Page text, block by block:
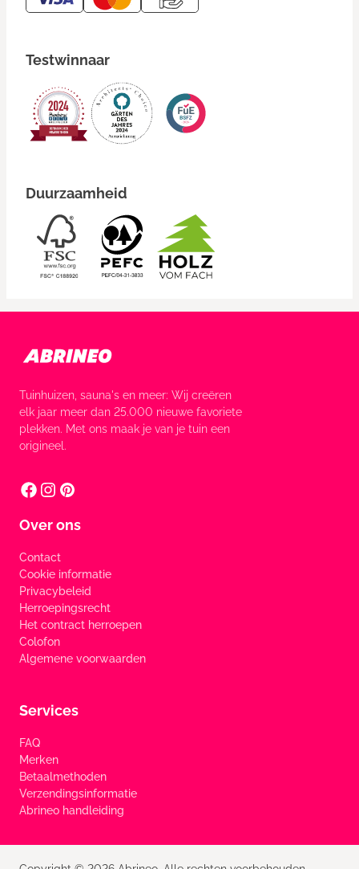
Testwinnaar
Duurzaamheid
Tuinhuizen, sauna's en meer: Wij creëren
elk jaar meer dan 25.000 nieuwe favoriete
plekken. Met ons maak je van je tuin een
origineel.
Over ons
Contact
Cookie informatie
Privacybeleid
Herroepingsrecht
Het contract herroepen
Colofon
Algemene voorwaarden
Services
FAQ
Merken
Betaalmethoden
Verzendingsinformatie
Abrineo handleiding